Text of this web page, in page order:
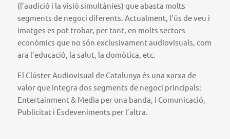
(l’audició i la visió simultànies) que abasta molts
segments de negoci diferents. Actualment, l’ús de veu i
imatges es pot trobar, per tant, en molts sectors
econòmics que no són exclusivament audiovisuals, com
ara l’educació, la salut, la domòtica, etc.
El Clúster Audiovisual de Catalunya és una xarxa de
valor que integra dos segments de negoci principals:
Entertainment & Media per una banda, i Comunicació,
Publicitat i Esdeveniments per l’altra.